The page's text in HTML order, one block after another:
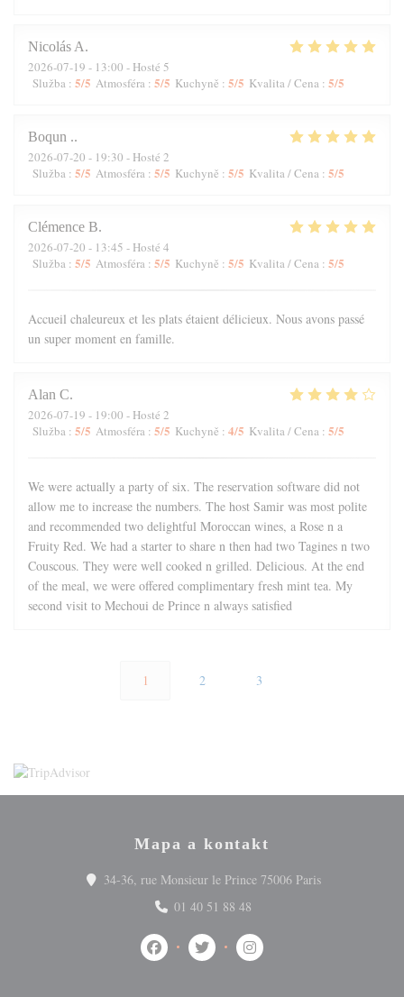
Nicolás A
2026-07-19 - 13:00 - Hosté 5
Služba : 5/5 Atmosféra : 5/5 Kuchyně : 5/5 Kvalita / Cena : 5/5
Boqun .
2026-07-20 - 19:30 - Hosté 2
Služba : 5/5 Atmosféra : 5/5 Kuchyně : 5/5 Kvalita / Cena : 5/5
Clémence B
2026-07-20 - 13:45 - Hosté 4
Služba : 5/5 Atmosféra : 5/5 Kuchyně : 5/5 Kvalita / Cena : 5/5
Accueil chaleureux et les plats étaient délicieux. Nous avons passé
un super moment en famille.
Alan C
2026-07-19 - 19:00 - Hosté 2
Služba : 5/5 Atmosféra : 5/5 Kuchyně : 4/5 Kvalita / Cena : 5/5
We were actually a party of six. The reservation software did not
allow me to increase the numbers. The host Samir was most polite
and recommended two delightful Moroccan wines, a Rose n a
Fruity Red. We had a starter to share n then had two Tagines n two
Couscous. They were well cooked n grilled. Delicious. At the end
of the meal, we were offered complimentary fresh mint tea. My
second visit to Mechoui de Prince n always satisfied
1 2 3
Mapa a kontakt
34-36, rue Monsieur le Prince 75006 Paris((otevře se v
01 40 51 88 48
Facebook ((otevře se v novém okně))
Twitter ((otevře se v novém okně))
Instagram ((otevře se v